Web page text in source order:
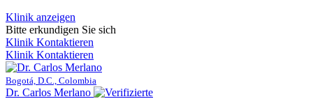
Klinik anzeigen
Bitte erkundigen Sie sich
Klinik Kontaktieren
Klinik Kontaktieren
Bogotá, D.C., Colombia
Dr. Carlos Merlano